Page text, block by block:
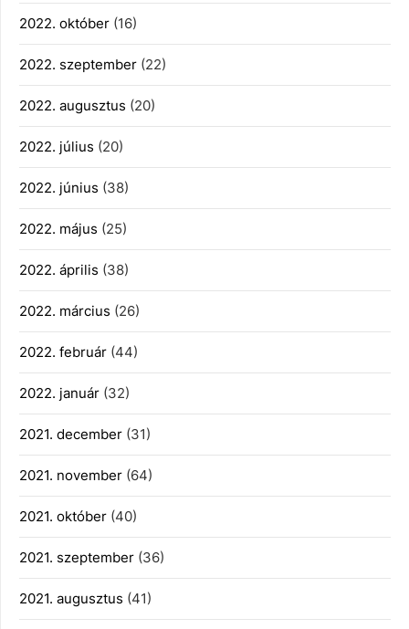
2022. október (16)
2022. szeptember (22)
2022. augusztus (20)
2022. július (20)
2022. június (38)
2022. május (25)
2022. április (38)
2022. március (26)
2022. február (44)
2022. január (32)
2021. december (31)
2021. november (64)
2021. október (40)
2021. szeptember (36)
2021. augusztus (41)